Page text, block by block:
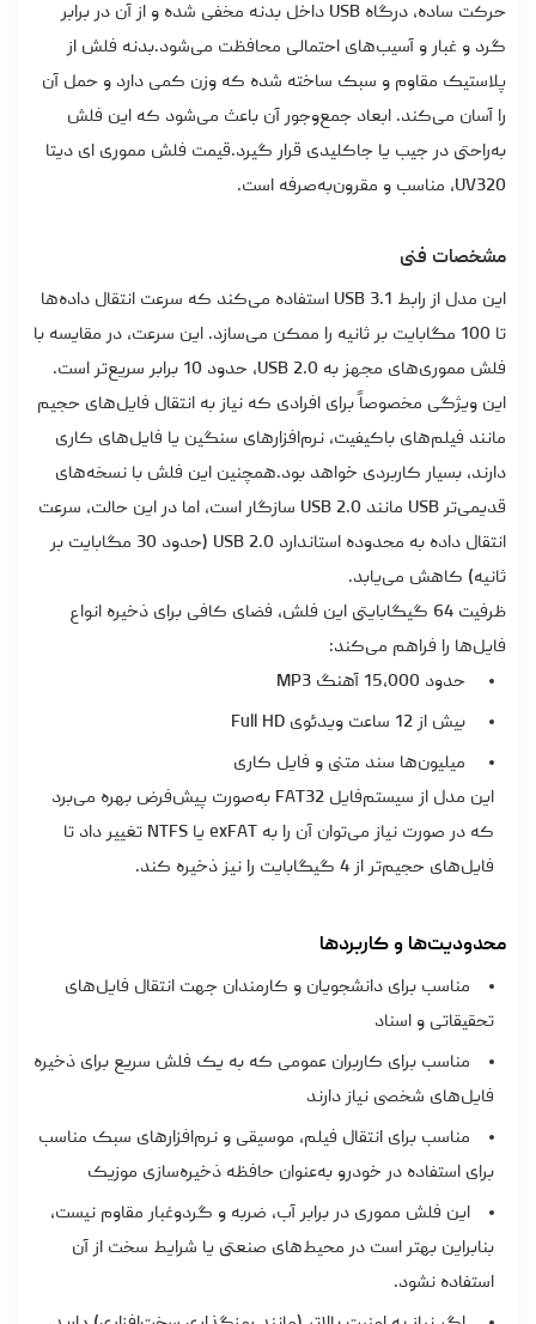
حرکت ساده، درگاه USB داخل بدنه مخفی شده و از آن در برابر
گرد و غبار و آسیب‌های احتمالی محافظت می‌شود.بدنه فلش از
پلاستیک مقاوم و سبک ساخته شده که وزن کمی دارد و حمل آن
را آسان می‌کند. ابعاد جمع‌وجور آن باعث می‌شود که این فلش
به‌راحتی در جیب یا جاکلیدی قرار گیرد.قیمت فلش مموری ای دیتا
UV320، مناسب و مقرون‌به‌صرفه است.
مشخصات فنی
این مدل از رابط USB 3.1 استفاده می‌کند که سرعت انتقال داده‌ها
تا 100 مگابایت بر ثانیه را ممکن می‌سازد. این سرعت، در مقایسه با
فلش مموری‌های مجهز به USB 2.0، حدود 10 برابر سریع‌تر است.
این ویژگی مخصوصاً برای افرادی که نیاز به انتقال فایل‌های حجیم
مانند فیلم‌های باکیفیت، نرم‌افزارهای سنگین یا فایل‌های کاری
دارند، بسیار کاربردی خواهد بود.همچنین این فلش با نسخه‌های
قدیمی‌تر USB مانند USB 2.0 سازگار است، اما در این حالت، سرعت
انتقال داده به محدوده استاندارد USB 2.0 (حدود 30 مگابایت بر
ثانیه) کاهش می‌یابد.
ظرفیت 64 گیگابایتی این فلش، فضای کافی برای ذخیره انواع
فایل‌ها را فراهم می‌کند:
حدود 15,000 آهنگ MP3
بیش از 12 ساعت ویدئوی Full HD
میلیون‌ها سند متنی و فایل کاری
این مدل از سیستم‌فایل FAT32 به‌صورت پیش‌فرض بهره می‌برد
که در صورت نیاز می‌توان آن را به exFAT یا NTFS تغییر داد تا
فایل‌های حجیم‌تر از 4 گیگابایت را نیز ذخیره کند.
محدودیت‌ها و کاربردها
مناسب برای دانشجویان و کارمندان جهت انتقال فایل‌های
تحقیقاتی و اسناد
مناسب برای کاربران عمومی که به یک فلش سریع برای ذخیره
فایل‌های شخصی نیاز دارند
مناسب برای انتقال فیلم، موسیقی و نرم‌افزارهای سبک مناسب
برای استفاده در خودرو به‌عنوان حافظه ذخیره‌سازی موزیک
این فلش مموری در برابر آب، ضربه و گردوغبار مقاوم نیست،
بنابراین بهتر است در محیط‌های صنعتی یا شرایط سخت از آن
استفاده نشود.